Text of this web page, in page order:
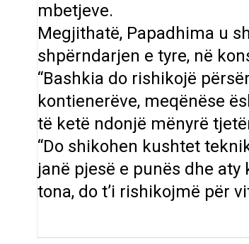
mbetjeve.
Megjithatë, Papadhima u
shpërndarjen e tyre, në
“Bashkia do rishikojë
kontienerëve, meqënëse
të ketë ndonjë mënyrë
“Do shikohen kushtet
janë pjesë e punës dhe
tona, do t’i rishikojmë për